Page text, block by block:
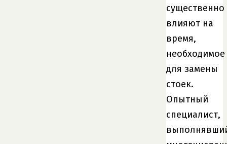
существенно
влияют на
время,
необходимое
для замены
стоек.
Опытный
специалист,